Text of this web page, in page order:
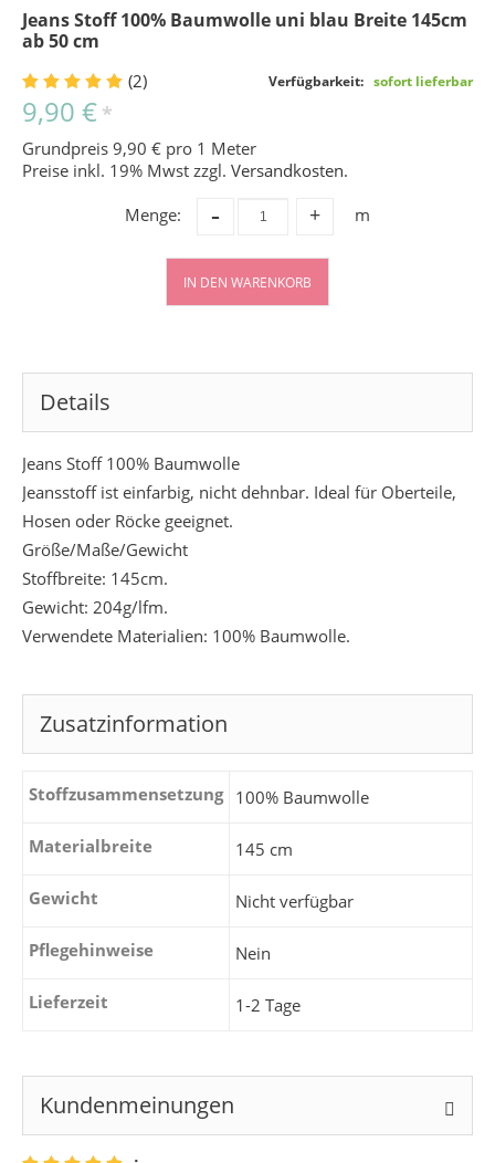
Jeans Stoff 100% Baumwolle uni blau Breite 145cm
ab 50 cm
(2) Verfügbarkeit: sofort lieferbar
9,90 € *
Grundpreis 9,90 € pro 1 Meter
Preise inkl. 19% Mwst zzgl. Versandkosten.
Menge:
+
- m
IN DEN WARENKORB
Details
Jeans Stoff 100% Baumwolle
Jeansstoff ist einfarbig, nicht dehnbar. Ideal für Oberteile,
Hosen oder Röcke geeignet.
Größe/Maße/Gewicht
Stoffbreite: 145cm.
Gewicht: 204g/lfm.
Verwendete Materialien: 100% Baumwolle.
Zusatzinformation
Stoffzusammensetzung 100% Baumwolle
Materialbreite 145 cm
Gewicht Nicht verfügbar
Pflegehinweise Nein
Lieferzeit 1-2 Tage
Kundenmeinungen